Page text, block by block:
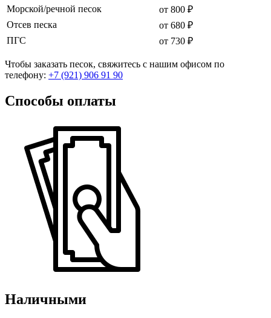
Морской/речной песок
от 800 ₽
Отсев песка
от 680 ₽
ПГС
от 730 ₽
Чтобы заказать песок, свяжитесь с нашим офисом по
телефону: +7 (921) 906 91 90
Способы оплаты
Наличными